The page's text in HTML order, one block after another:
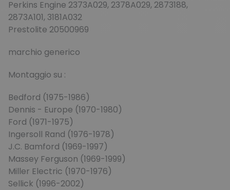
Perkins Engine 2373A029, 2378A029, 2873188,
2873A101, 3181A032
Prestolite 20500969
marchio generico
Montaggio su :
Bedford (1975-1986)
Dennis - Europe (1970-1980)
Ford (1971-1975)
Ingersoll Rand (1976-1978)
J.C. Bamford (1969-1997)
Massey Ferguson (1969-1999)
Miller Electric (1970-1976)
Sellick (1996-2002)